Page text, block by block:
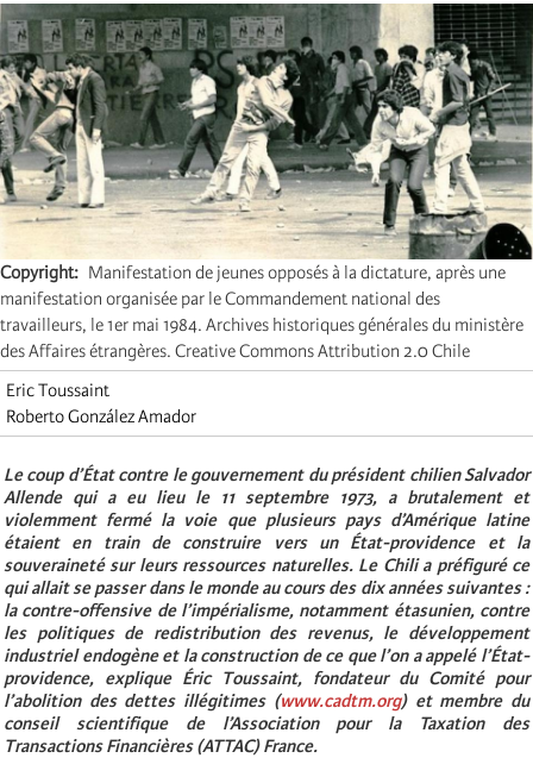
Copyright
Manifestation de jeunes opposés à la dictature, après une
manifestation organisée par le Commandement national des
travailleurs, le 1er mai 1984. Archives historiques générales du ministère
des Affaires étrangères. Creative Commons Attribution 2.0 Chile
Eric Toussaint
Roberto González Amador
Le coup d’État contre le gouvernement du président chilien Salvador
Allende qui a eu lieu le 11 septembre 1973, a brutalement et
violemment fermé la voie que plusieurs pays d’Amérique latine
étaient en train de construire vers un État-providence et la
souveraineté sur leurs ressources naturelles. Le Chili a préfiguré ce
qui allait se passer dans le monde au cours des dix années suivantes :
la contre-offensive de l’impérialisme, notamment étasunien, contre
les politiques de redistribution des revenus, le développement
industriel endogène et la construction de ce que l’on a appelé l’État-
providence, explique Éric Toussaint, fondateur du Comité pour
l’abolition des dettes illégitimes (www.cadtm.org) et membre du
conseil scientifique de l’Association pour la Taxation des
Transactions Financières (ATTAC) France.